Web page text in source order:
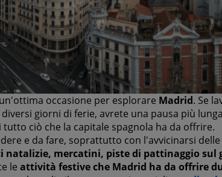
occasione per esplorare Madrid. Se
giorni di ferie, avrete una pausa più
ciò che la capitale spagnola ha da offrire.
e da fare, soprattutto con l'avvicinarsi
natalizie, mercatini, piste di pattinaggio sul
le attività festive che Madrid ha da offrire
Consenti tutti